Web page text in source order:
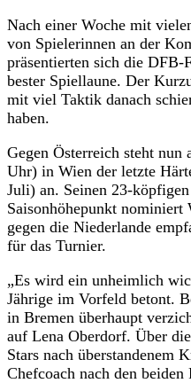
Nach einer Woche mit
von Spielerinnen an der
präsentierten sich die
bester Spiellaune. Der
mit viel Taktik danach
haben.
Gegen Österreich steht
Uhr) in Wien der letzte
Juli) an. Seinen 23-
Saisonhöhepunkt
gegen die Niederlande
für das Turnier.
„Es wird ein unheimlich
Jährige im Vorfeld betont.
in Bremen überhaupt
auf Lena Oberdorf. Über
Stars nach überstandenem
Chefcoach nach den beiden